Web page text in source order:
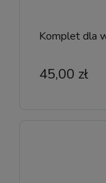
Komplet dla
45,00 zł